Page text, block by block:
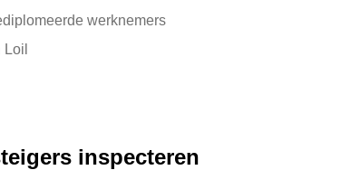
werknemers
inspecteren